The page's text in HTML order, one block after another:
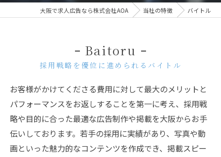
大阪で求人広告なら株式会社AOA 当社の特徴 バイトル
採用戦略を優位に進められるバイトル
Baitoru
お客様がかけてくださる費用に対して最大のメリットと
パフォーマンスをお返しすることを第一に考え、採用戦
略や目的に合った最適な広告制作や掲載を大阪からお手
伝いしております。若手の採用に実績があり、写真や動
画といった魅力的なコンテンツを作成でき、掲載スピー